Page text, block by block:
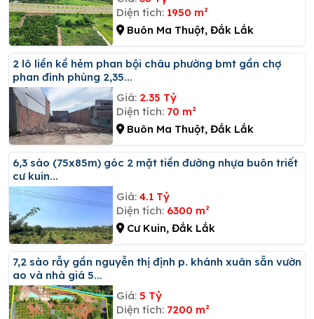
Diện tích: 1950 m²
Buôn Ma Thuột, Đắk Lắk
2 lô liền kề hẻm phan bội châu phường bmt gần chợ
phan đình phùng 2,35...
Giá: 2.35 Tỷ
Diện tích: 70 m²
Buôn Ma Thuột, Đắk Lắk
6,3 sào (75x85m) góc 2 mặt tiền đường nhựa buôn triết
cư kuin...
Giá: 4.1 Tỷ
Diện tích: 6300 m²
Cư Kuin, Đắk Lắk
7,2 sào rẫy gần nguyễn thị định p. khánh xuân sẵn vườn
ao và nhà giá 5...
Giá: 5 Tỷ
Diện tích: 7200 m²